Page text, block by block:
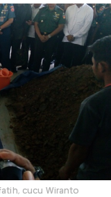
cucu Wiranto